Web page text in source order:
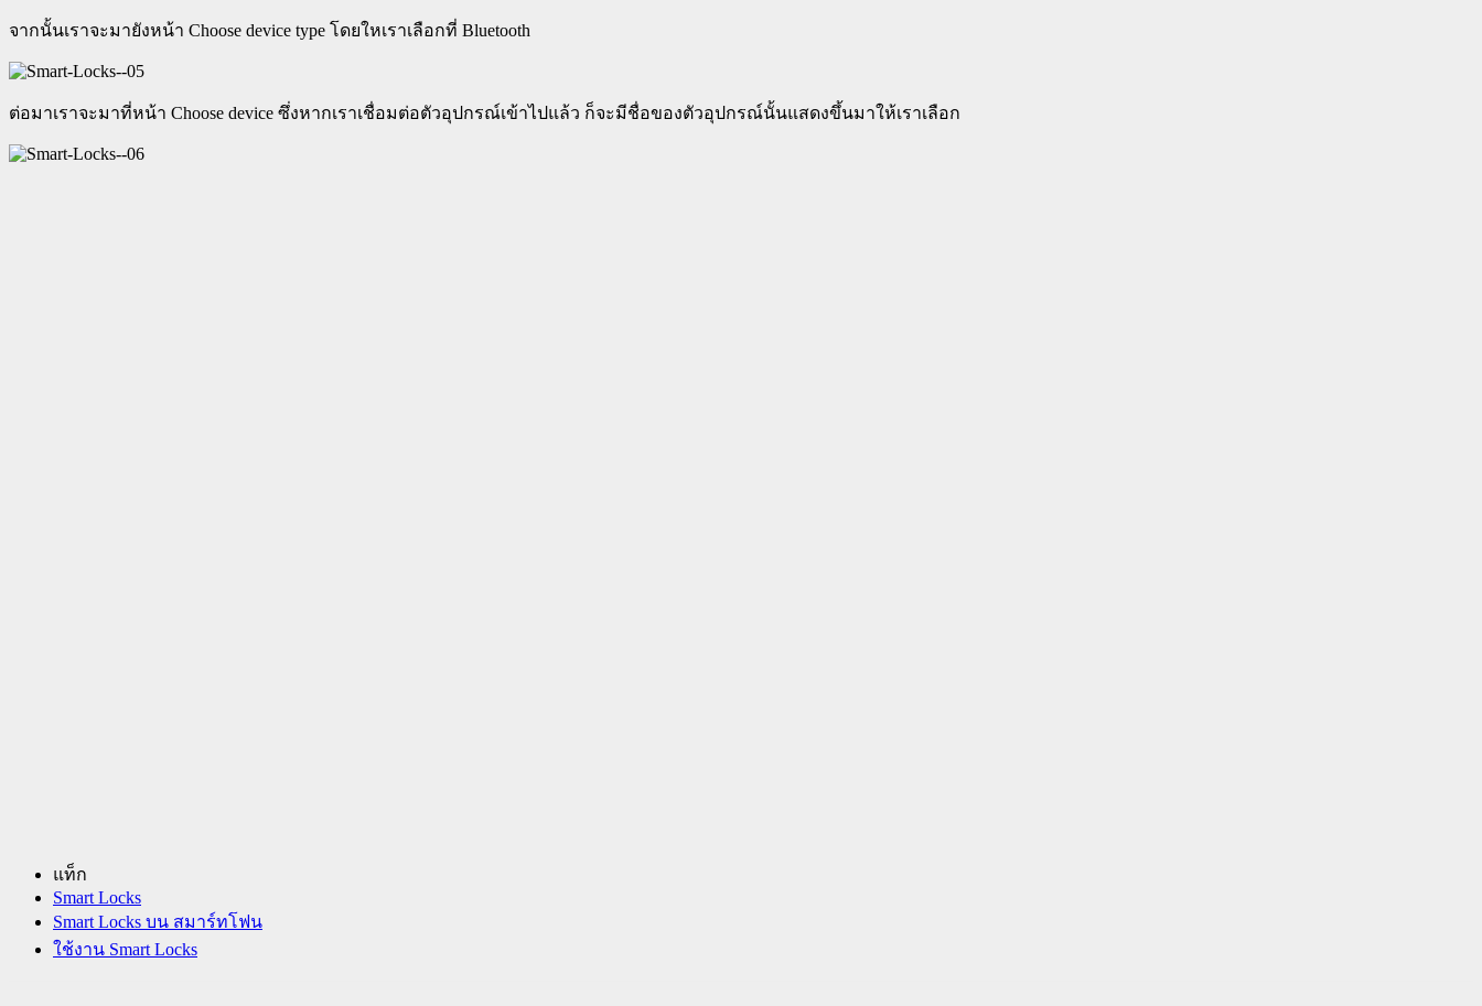
จากนั้นเราจะมายังหน้า Choose device type โดยใหเราเลือกที่ Bluetooth
ต่อมาเราจะมาที่หน้า Choose device ซึ่งหากเราเชื่อมต่อตัวอุปกรณ์เข้าไปแล้ว ก็จะมีชื่อของตัวอุปกรณ์นั้นแสดงขึ้นมาให้เราเลือก
แท็ก
Smart Locks
Smart Locks บน สมาร์ทโฟน
ใช้งาน Smart Locks